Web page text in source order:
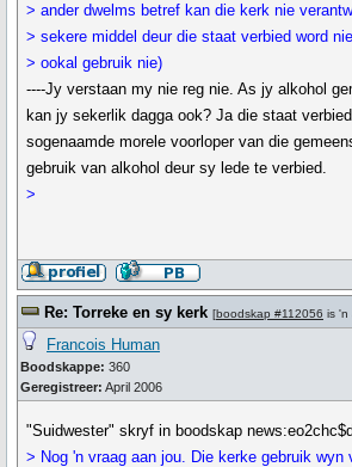
> ander dwelms betref kan die kerk nie
> sekere middel deur die staat verbied word
> ookal gebruik nie)
----Jy verstaan my nie reg nie. As jy alkohol
kan jy sekerlik dagga ook? Ja die staat
sogenaamde morele voorloper van die
gebruik van alkohol deur sy lede te verbied.
>
Re: Torreke en sy kerk [boodskap #112056 is 'n
Francois Human
Boodskappe: 360
Geregistreer: April 2006
"Suidwester" skryf in boodskap
> Nog 'n vraag aan jou. Die kerke gebruik wyn